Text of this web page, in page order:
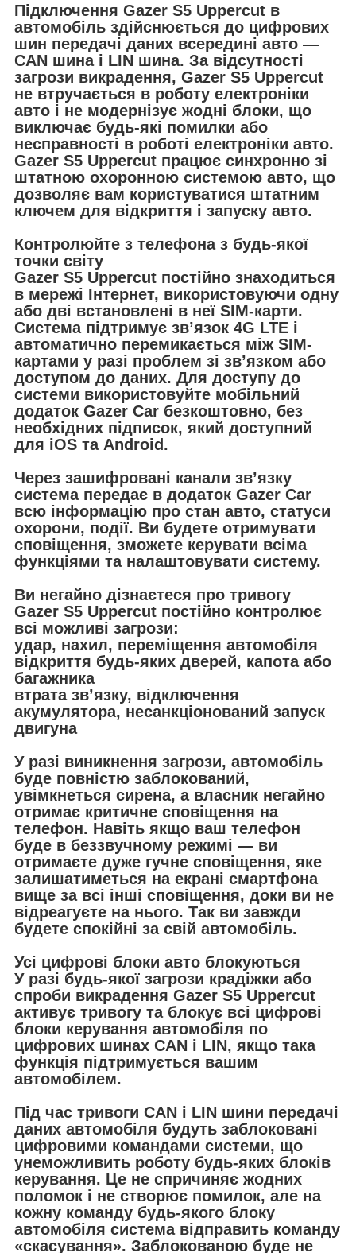
Підключення Gazer S5 Uppercut в
автомобіль здійснюється до цифрових
шин передачі даних всередині авто —
CAN шина і LIN шина. За відсутності
загрози викрадення, Gazer S5 Uppercut
не втручається в роботу електроніки
авто і не модернізує жодні блоки, що
виключає будь-які помилки або
несправності в роботі електроніки авто.
Gazer S5 Uppercut працює синхронно зі
штатною охоронною системою авто, що
дозволяє вам користуватися штатним
ключем для відкриття і запуску авто.
Контролюйте з телефона з будь-якої
точки світу
Gazer S5 Uppercut постійно знаходиться
в мережі Інтернет, використовуючи одну
або дві встановлені в неї SIM-карти.
Система підтримує зв’язок 4G LTE і
автоматично перемикається між SIM-
картами у разі проблем зі зв’язком або
доступом до даних. Для доступу до
системи використовуйте мобільний
додаток Gazer Car безкоштовно, без
необхідних підписок, який доступний
для iOS та Android.
Через зашифровані канали зв’язку
система передає в додаток Gazer Car
всю інформацію про стан авто, статуси
охорони, події. Ви будете отримувати
сповіщення, зможете керувати всіма
функціями та налаштовувати систему.
Ви негайно дізнаєтеся про тривогу
Gazer S5 Uppercut постійно контролює
всі можливі загрози:
удар, нахил, переміщення автомобіля
відкриття будь-яких дверей, капота або
багажника
втрата зв’язку, відключення
акумулятора, несанкціонований запуск
двигуна
У разі виникнення загрози, автомобіль
буде повністю заблокований,
увімкнеться сирена, а власник негайно
отримає критичне сповіщення на
телефон. Навіть якщо ваш телефон
буде в беззвучному режимі — ви
отримаєте дуже гучне сповіщення, яке
залишатиметься на екрані смартфона
вище за всі інші сповіщення, доки ви не
відреагуєте на нього. Так ви завжди
будете спокійні за свій автомобіль.
Усі цифрові блоки авто блокуються
У разі будь-якої загрози крадіжки або
спроби викрадення Gazer S5 Uppercut
активує тривогу та блокує всі цифрові
блоки керування автомобіля по
цифрових шинах CAN і LIN, якщо така
функція підтримується вашим
автомобілем.
Під час тривоги CAN і LIN шини передачі
даних автомобіля будуть заблоковані
цифровими командами системи, що
унеможливить роботу будь-яких блоків
керування. Це не спричиняє жодних
поломок і не створює помилок, але на
кожну команду будь-якого блоку
автомобіля система відправить команду
«скасування». Заблокованою буде не